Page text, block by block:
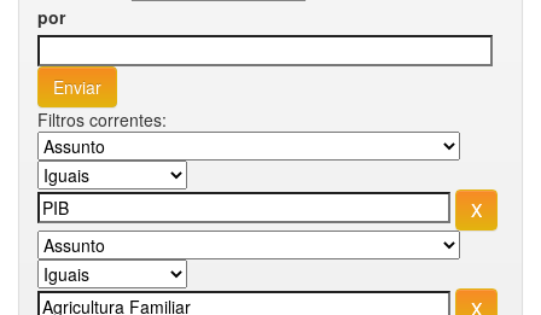
por
Filtros correntes: